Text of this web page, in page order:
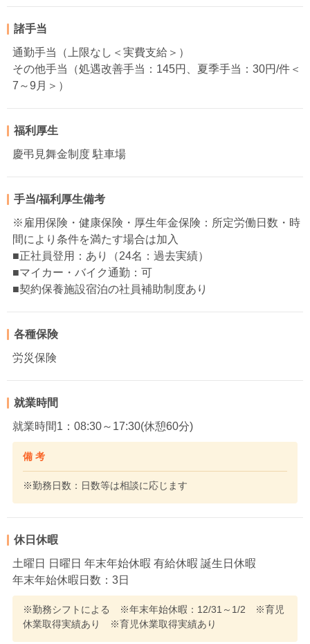
諸手当
通勤手当（上限なし＜実費支給＞）
その他手当（処遇改善手当：145円、夏季手当：30円/件＜
7～9月＞）
福利厚生
慶弔見舞金制度 駐車場
手当/福利厚生備考
※雇用保険・健康保険・厚生年金保険：所定労働日数・時
間により条件を満たす場合は加入
■正社員登用：あり（24名：過去実績）
■マイカー・バイク通勤：可
■契約保養施設宿泊の社員補助制度あり
各種保険
労災保険
就業時間
就業時間1：08:30～17:30(休憩60分)
備 考
※勤務日数：日数等は相談に応じます
休日休暇
土曜日 日曜日 年末年始休暇 有給休暇 誕生日休暇
年末年始休暇日数：3日
※勤務シフトによる ※年末年始休暇：12/31～1/2 ※育児
休業取得実績あり ※育児休業取得実績あり